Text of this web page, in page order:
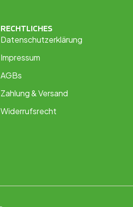
RECHTLICHES
Datenschutzerklärung
Impressum
AGBs
Zahlung & Versand
Widerrufsrecht